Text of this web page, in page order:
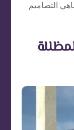
التصاميم